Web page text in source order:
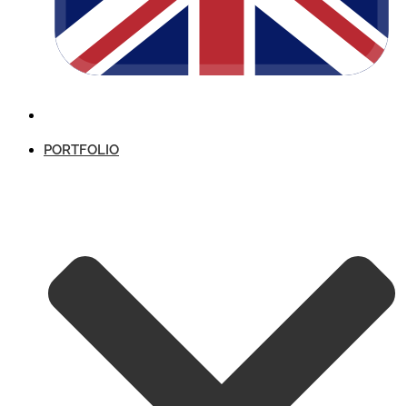
PORTFOLIO